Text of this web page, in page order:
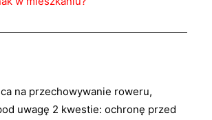
na przechowywanie roweru,
uwagę 2 kwestie: ochronę przed